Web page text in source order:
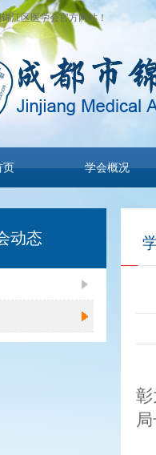
江区医学会官方网站！
页 学会概况
动态